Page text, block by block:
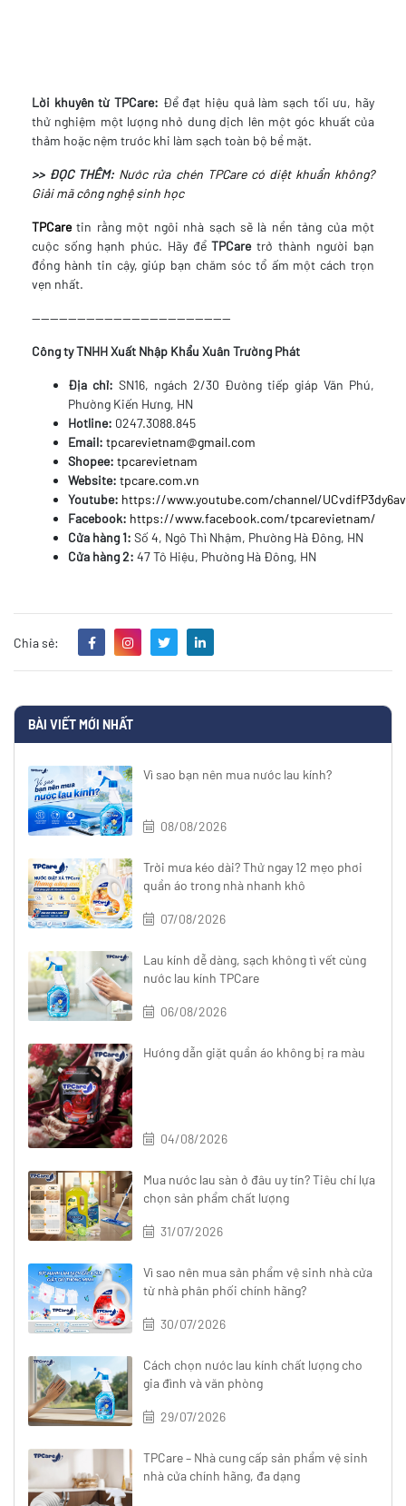
Lời khuyên từ TPCare: Để đạt hiệu quả làm sạch tối ưu, hãy
thử nghiệm một lượng nhỏ dung dịch lên một góc khuất của
thảm hoặc nệm trước khi làm sạch toàn bộ bề mặt.
>> ĐỌC THÊM: Nước rửa chén TPCare có diệt khuẩn không?
Giải mã công nghệ sinh học
TPCaretin rằng một ngôi nhà sạch sẽ là nền tảng của một
cuộc sống hạnh phúc. Hãy đểTPCaretrở thành người bạn
đồng hành tin cậy, giúp bạn chăm sóc tổ ấm một cách trọn
vẹn nhất.
--------------------------------------------
Công ty TNHH Xuất Nhập Khẩu Xuân Trường Phát
Địa chỉ: SN16, ngách 2/30 Đường tiếp giáp Văn Phú,
Phường Kiến Hưng, HN
Hotline: 0247.3088.845
Email: tpcarevietnam@gmail.com
Shopee: tpcarevietnam
Website: tpcare.com.vn
Youtube: https://www.youtube.com/channel/
Facebook: https://www.facebook.com/tpcarevietnam/
Cửa hàng 1: Số 4, Ngô Thì Nhậm, Phường Hà Đông, HN
Cửa hàng 2: 47 Tô Hiệu, Phường Hà Đông, HN
Chia sẻ:
BÀI VIẾT MỚI NHẤT
Vì sao bạn nên mua nước lau kính?
08/08/2026
Trời mưa kéo dài? Thử ngay 12 mẹo phơi
quần áo trong nhà nhanh khô
07/08/2026
Lau kính dễ dàng, sạch không tì vết cùng
nước lau kính TPCare
06/08/2026
Hướng dẫn giặt quần áo không bị ra màu
04/08/2026
Mua nước lau sàn ở đâu uy tín? Tiêu chí lựa
chọn sản phẩm chất lượng
31/07/2026
Vì sao nên mua sản phẩm vệ sinh nhà cửa
từ nhà phân phối chính hãng?
30/07/2026
Cách chọn nước lau kính chất lượng cho
gia đình và văn phòng
29/07/2026
TPCare – Nhà cung cấp sản phẩm vệ sinh
nhà cửa chính hãng, đa dạng